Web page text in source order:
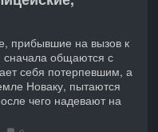
прибывшие на вызов к
сначала общаются с
себя потерпевшим, а
Новаку, пытаются
чего надевают на